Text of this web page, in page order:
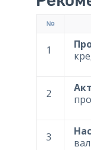
№
1
2
3